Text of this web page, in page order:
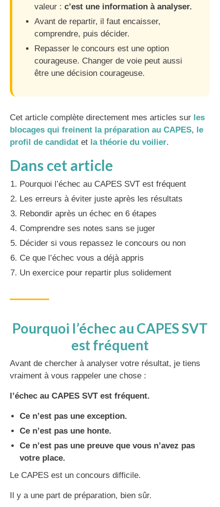
valeur : c’est une information à analyser.
Avant de repartir, il faut encaisser,
comprendre, puis décider.
Repasser le concours est une option
courageuse. Changer de voie peut aussi
être une décision courageuse.
Cet article complète directement mes articles sur les
blocages qui freinent la préparation au CAPES, le
profil de candidat et la théorie du voilier.
Dans cet article
Pourquoi l’échec au CAPES SVT est fréquent
Les erreurs à éviter juste après les résultats
Rebondir après un échec en 6 étapes
Comprendre ses notes sans se juger
Décider si vous repassez le concours ou non
Ce que l’échec vous a déjà appris
Un exercice pour repartir plus solidement
Pourquoi l’échec au CAPES SVT
est fréquent
Avant de chercher à analyser votre résultat, je tiens
vraiment à vous rappeler une chose :
l’échec au CAPES SVT est fréquent.
Ce n’est pas une exception.
Ce n’est pas une honte.
Ce n’est pas une preuve que vous n’avez pas
votre place.
Le CAPES est un concours difficile.
Il y a une part de préparation, bien sûr.